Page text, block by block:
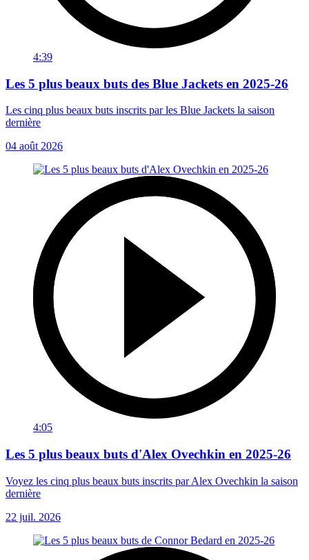
4:39
Les 5 plus beaux buts des Blue Jackets en 2025-26
Les cinq plus beaux buts inscrits par les Blue Jackets la saison
dernière
04 août 2026
4:05
Les 5 plus beaux buts d'Alex Ovechkin en 2025-26
Voyez les cinq plus beaux buts inscrits par Alex Ovechkin la saison
dernière
22 juil. 2026